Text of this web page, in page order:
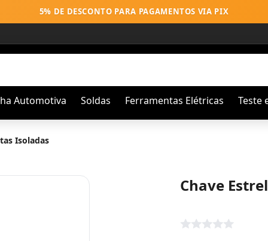
5% DE DESCONTO PARA PAGAMENTOS VIA PIX
Automotiva Soldas Ferramentas Elétricas Teste
Isoladas
Chave